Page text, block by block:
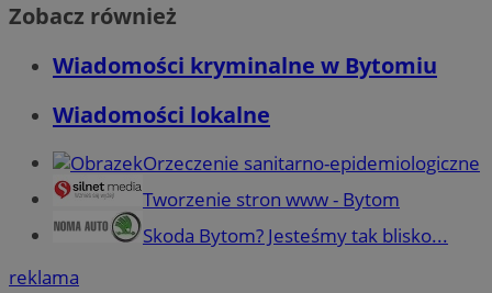
Zobacz również
Wiadomości kryminalne w Bytomiu
Wiadomości lokalne
Orzeczenie sanitarno-epidemiologiczne
Tworzenie stron www - Bytom
Skoda Bytom? Jesteśmy tak blisko...
reklama